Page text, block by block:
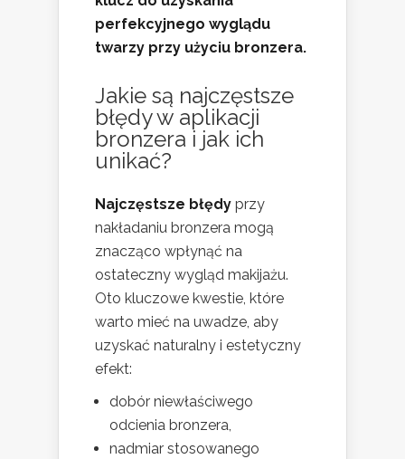
perfekcyjnego wyglądu
twarzy przy użyciu bronzera.
Jakie są najczęstsze
błędy w aplikacji
bronzera i jak ich
unikać?
Najczęstsze błędy przy
nakładaniu bronzera mogą
znacząco wpłynąć na
ostateczny wygląd makijażu.
Oto kluczowe kwestie, które
warto mieć na uwadze, aby
uzyskać naturalny i estetyczny
efekt:
dobór niewłaściwego
odcienia bronzera,
nadmiar stosowanego